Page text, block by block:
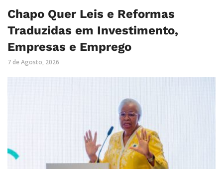
Chapo Quer Leis e Reformas
Traduzidas em Investimento,
Empresas e Emprego
7 de Agosto, 2026